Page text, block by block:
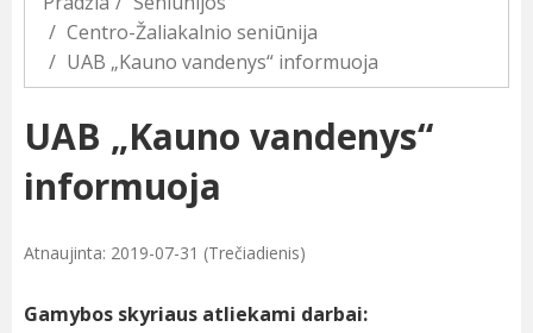
Centro-Žaliakalnio seniūnija
UAB „Kauno vandenys“ informuoja
UAB „Kauno vandenys“
informuoja
Atnaujinta: 2019-07-31 (Trečiadienis)
Gamybos skyriaus atliekami darbai: